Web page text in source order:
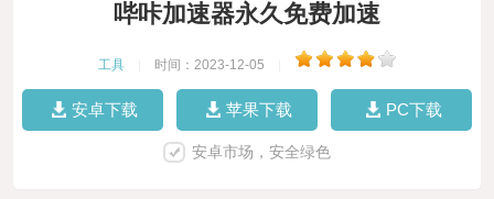
哔咔加速器永久免费加速
工具 时间：2023-12-05
安卓下载 苹果下载 PC下载
安卓市场，安全绿色